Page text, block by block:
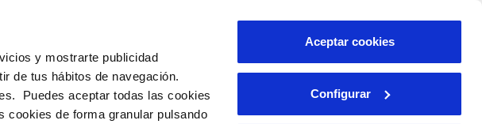
y mostrarte publicidad
de tus hábitos de navegación.
Puedes aceptar todas las cookies
cookies de forma granular pulsando
Aceptar cookies
Configurar
NORMATIVA APLICABLE
RELACIÓN CON LA